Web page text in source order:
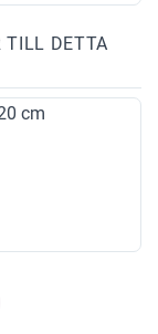
TILL DETTA
cm